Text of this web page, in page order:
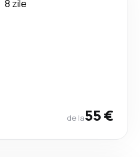
8 zile
de la55 €